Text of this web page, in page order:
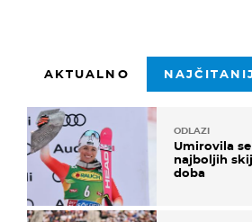
AKTUALNO
ODLAZI
Umirovila
najboljih
doba